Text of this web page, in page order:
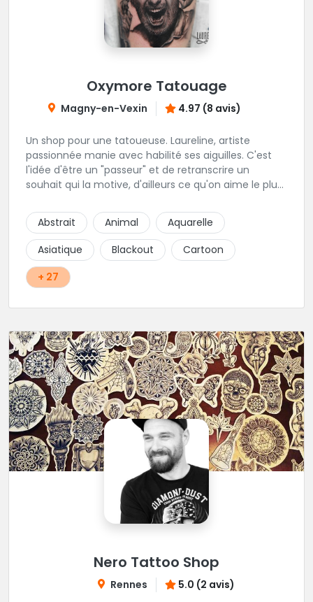
Oxymore Tatouage
Magny-en-Vexin 4.97 (8 avis)
Un shop pour une tatoueuse. Laureline, artiste
passionnée manie avec habilité ses aiguilles. C'est
l'idée d'être un "passeur" et de retranscrire un
souhait qui la motive, d'ailleurs ce qu'on aime le plus
néo trad. Une tatoueuse recommandée et à
recommander !
Abstrait Animal
Aquarelle
Asiatique
Blackout
Cartoon
+ 27
Nero Tattoo Shop
Rennes 5.0 (2 avis)